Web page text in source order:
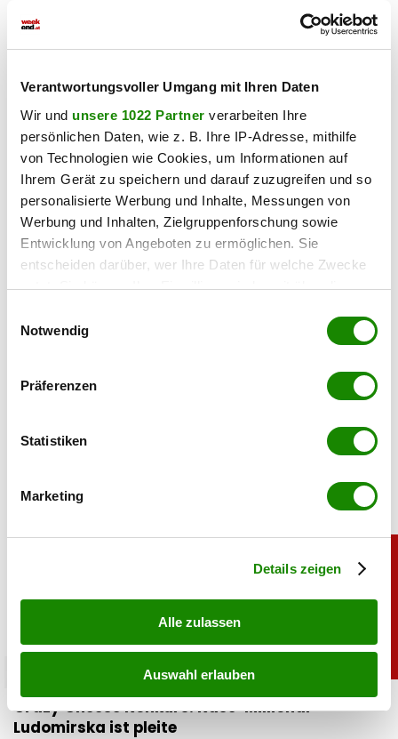
Verantwortungsvoller Umgang mit Ihren Daten
Wir und unsere 1022 Partner verarbeiten Ihre
persönlichen Daten, wie z. B. Ihre IP-Adresse, mithilfe
von Technologien wie Cookies, um Informationen auf
Ihrem Gerät zu speichern und darauf zuzugreifen und so
personalisierte Werbung und Inhalte, Messungen von
Werbung und Inhalten, Zielgruppenforschung sowie
Entwicklung von Angeboten zu ermöglichen. Sie
entscheiden darüber, wer Ihre Daten für welche Zwecke
nutzt. Sie können Ihre Einwilligung jederzeit über die
Trigger Symbol ändern oder widerrufen
Informationen über Ihre geografische Lage
können
bestimmten Merkmalen (Fingerprinting) identifizieren
Erfahren Sie mehr darüber, wie Ihre persönlichen Daten
Notwendig
Präferenzen
Statistiken
Marketing
Details zeigen
Alle zulassen
Auswahl erlauben
Am Schluss tauschen wir unsere Instagram-Accounts aus.
seine Schulter und verabschiedet sich – wie das ganze
Gespräch über – mit einem Lachen.
Zum Autor
Reisen ist die Leidenschaft von „Passion Author”Pascal
Moser. In seinen Beiträgen für www.weekend.at lässt uns
der Salzburger an seinen Eindrücken „on tour” teilhaben und
verrät dabei den einen oder anderen Tipp.
Feedback zu diesem Artikel.
teilen
Crazy Cheese Konkurs: Käse-Millionär
Ludomirska ist pleite